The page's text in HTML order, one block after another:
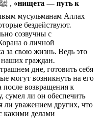
По словам Пророка Мухаммада, ﷺ , «нищета — путь к
мусульманам Аллах
бездействуют.
созвучны с
о личной
за свою жизнь. Ведь это
наших граждан.
дне, готовить себя
могут возникнуть на его
возвращения к
сумел ли он обеспечить
ли уважением других, что
какими делами